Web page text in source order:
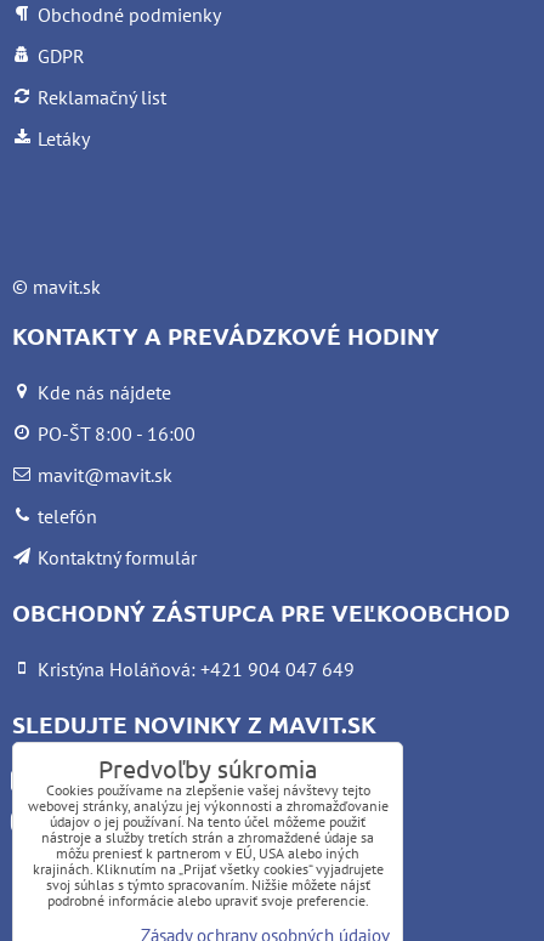
Obchodné podmienky
GDPR
Reklamačný list
Letáky
© mavit.sk
KONTAKTY A PREVÁDZKOVÉ HODINY
Kde nás nájdete
PO-ŠT 8:00 - 16:00
mavit@mavit.sk
telefón
Kontaktný formulár
OBCHODNÝ ZÁSTUPCA PRE VEĽKOOBCHOD
Kristýna Holáňová: +421 904 047 649
SLEDUJTE NOVINKY Z MAVIT.SK
Facebook
Instagram
UPOZORNENIE:
Platba kartou nie je možná
Predvoľby súkromia
Cookies používame na zlepšenie vašej návštevy tejto
webovej stránky, analýzu jej výkonnosti a zhromažďovanie
údajov o jej používaní. Na tento účel môžeme použiť
nástroje a služby tretích strán a zhromaždené údaje sa
môžu preniesť k partnerom v EÚ, USA alebo iných
krajinách. Kliknutím na „Prijať všetky cookies“ vyjadrujete
svoj súhlas s týmto spracovaním. Nižšie môžete nájsť
podrobné informácie alebo upraviť svoje preferencie.
Zásady ochrany osobných údajov